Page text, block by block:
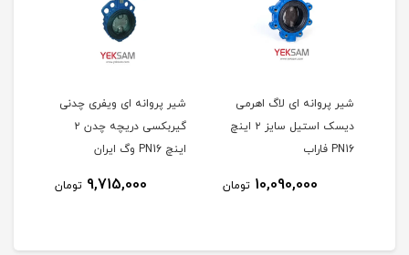
شیر پروانه ای لاگ اهرمی
دیسک استیل سایز ۲ اینچ
PN16 فاراب
10,090,000 تومان
شیر پروانه ای ویفری چدنی
گیربکسی دریچه چدن ۲
اینچ PN16 وگ ایران
9,715,000 تومان